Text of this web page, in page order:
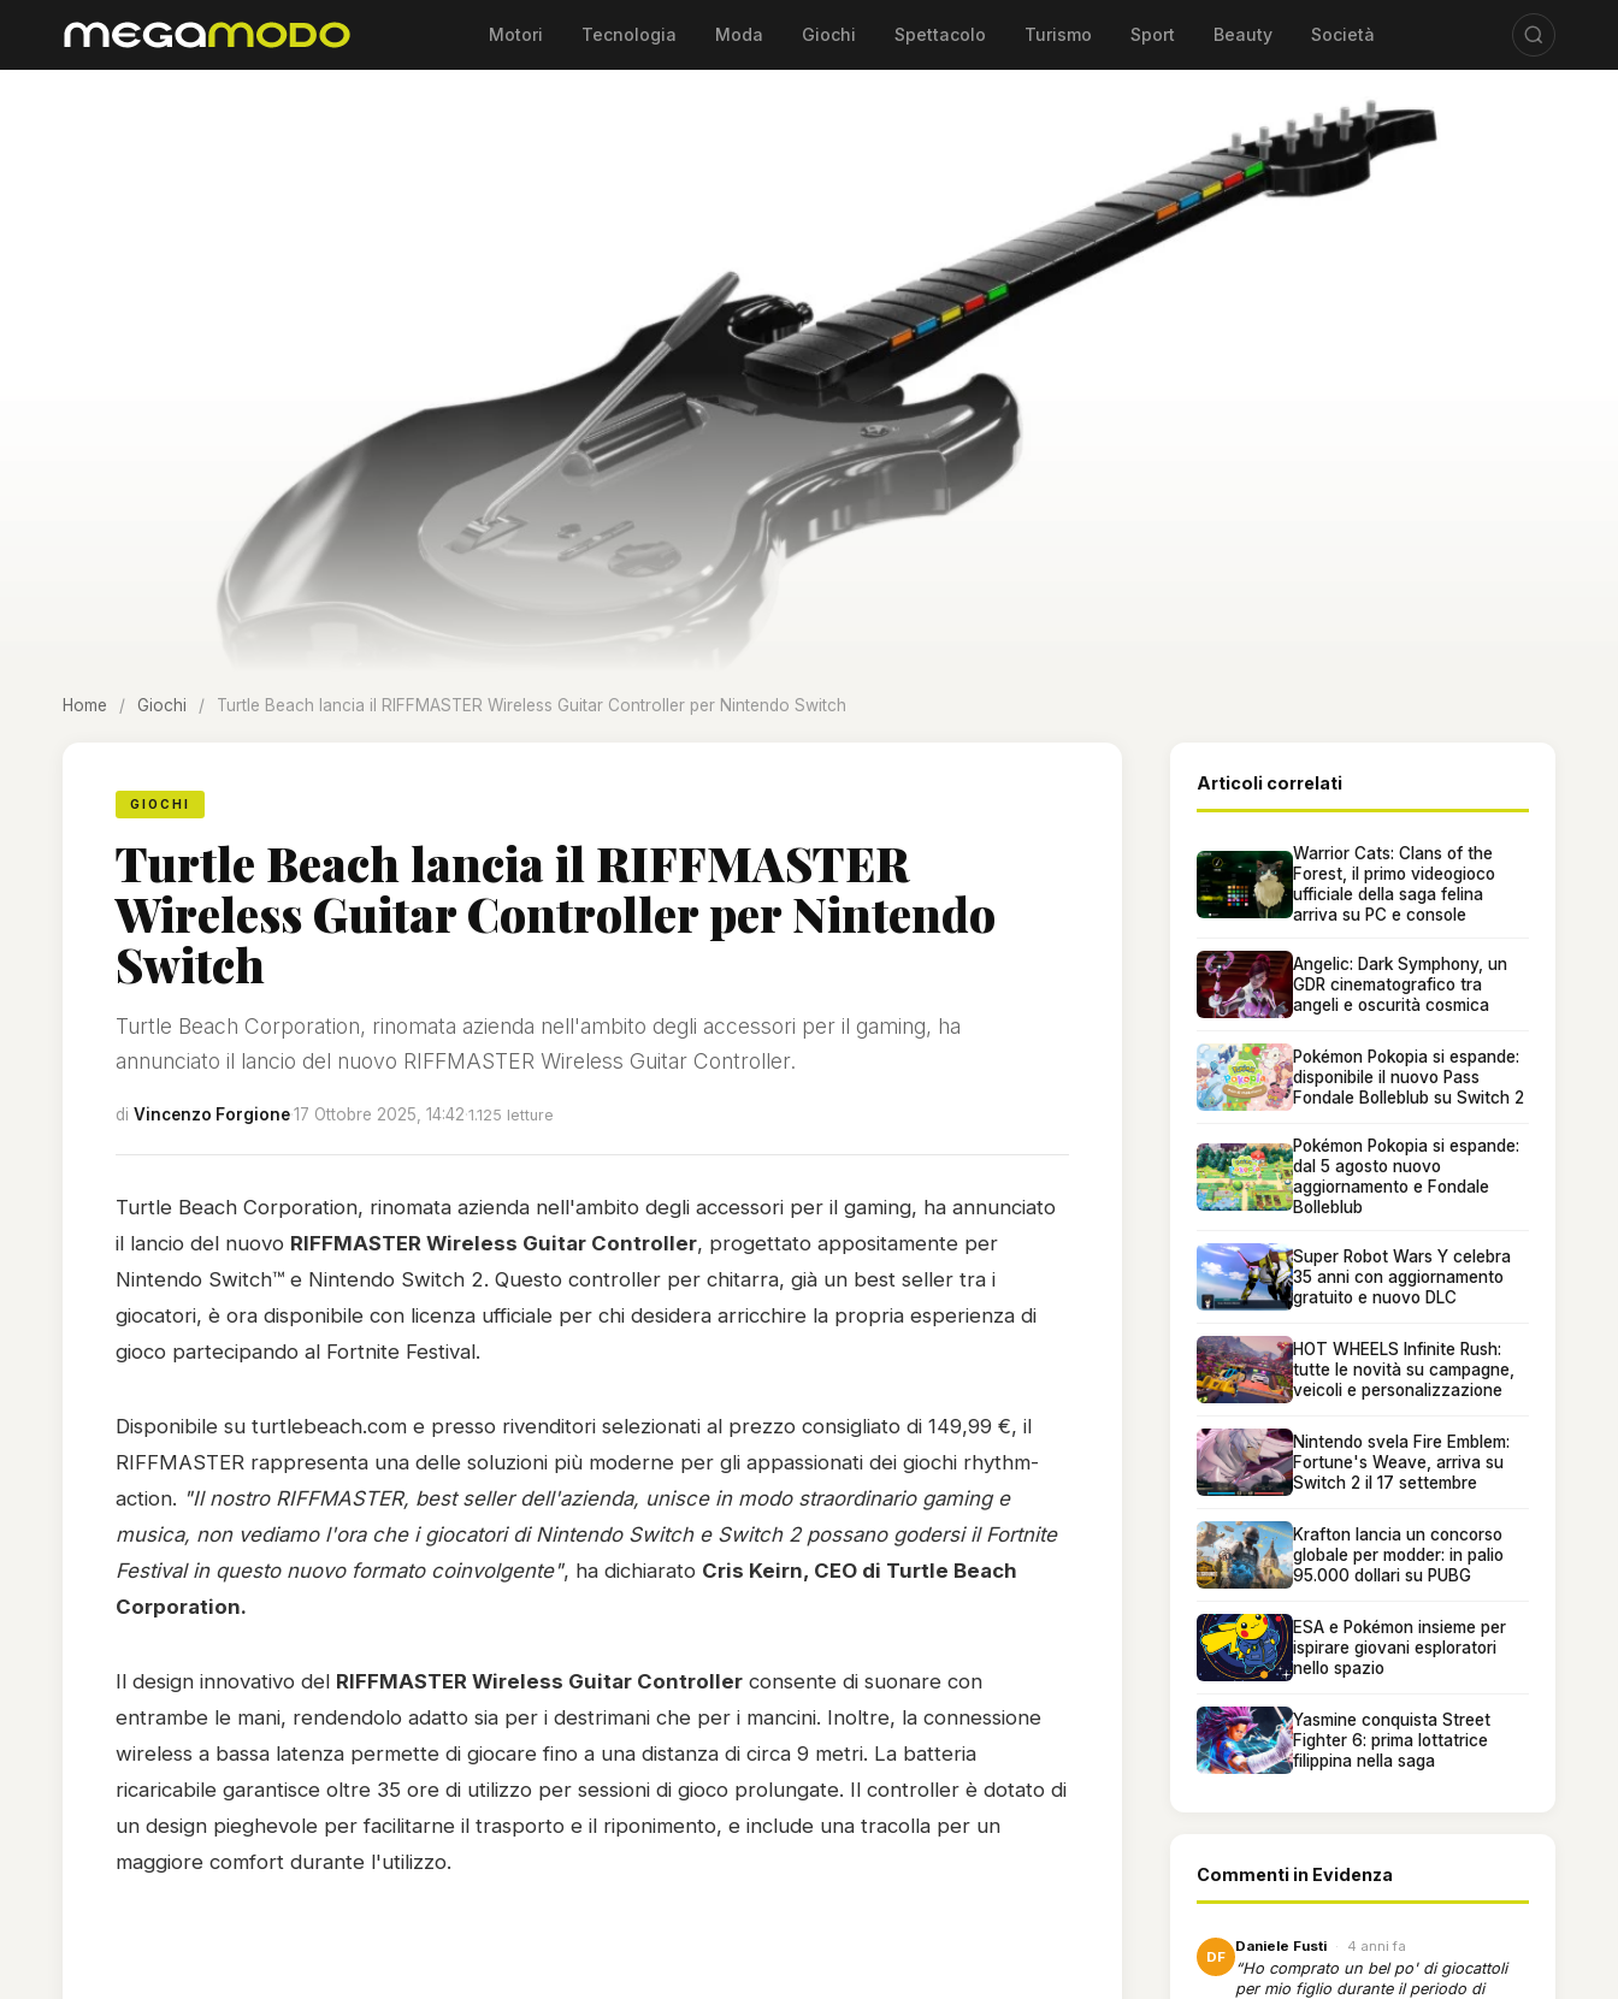
Motori Tecnologia Moda Giochi Spettacolo Turismo Sport Beauty Società
Home / Giochi / Turtle Beach lancia il RIFFMASTER Wireless Guitar Controller per Nintendo Switch
GIOCHI
Turtle Beach lancia il RIFFMASTER
Wireless Guitar Controller per Nintendo
Switch
Turtle Beach Corporation, rinomata azienda nell'ambito degli accessori per il gaming, ha
annunciato il lancio del nuovo RIFFMASTER Wireless Guitar Controller.
di Vincenzo Forgione·17 Ottobre 2025, 14:42·1.125 letture
Turtle Beach Corporation, rinomata azienda nell'ambito degli accessori per il gaming, ha annunciato
il lancio del nuovo RIFFMASTER Wireless Guitar Controller, progettato appositamente per
Nintendo Switch™ e Nintendo Switch 2. Questo controller per chitarra, già un best seller tra i
giocatori, è ora disponibile con licenza ufficiale per chi desidera arricchire la propria esperienza di
gioco partecipando al Fortnite Festival.
Disponibile su turtlebeach.com e presso rivenditori selezionati al prezzo consigliato di 149,99 €, il
RIFFMASTER rappresenta una delle soluzioni più moderne per gli appassionati dei giochi rhythm-
action. "Il nostro RIFFMASTER, best seller dell'azienda, unisce in modo straordinario gaming e
musica, non vediamo l'ora che i giocatori di Nintendo Switch e Switch 2 possano godersi il Fortnite
Festival in questo nuovo formato coinvolgente", ha dichiarato Cris Keirn, CEO di Turtle Beach
Corporation.
Il design innovativo del RIFFMASTER Wireless Guitar Controller consente di suonare con
entrambe le mani, rendendolo adatto sia per i destrimani che per i mancini. Inoltre, la connessione
wireless a bassa latenza permette di giocare fino a una distanza di circa 9 metri. La batteria
ricaricabile garantisce oltre 35 ore di utilizzo per sessioni di gioco prolungate. Il controller è dotato di
un design pieghevole per facilitarne il trasporto e il riponimento, e include una tracolla per un
maggiore comfort durante l'utilizzo.
Articoli correlati
Warrior Cats: Clans of the
Forest, il primo videogioco
ufficiale della saga felina
arriva su PC e console
Angelic: Dark Symphony, un
GDR cinematografico tra
angeli e oscurità cosmica
Pokémon Pokopia si espande:
disponibile il nuovo Pass
Fondale Bolleblub su Switch 2
Pokémon Pokopia si espande:
dal 5 agosto nuovo
aggiornamento e Fondale
Bolleblub
Super Robot Wars Y celebra
35 anni con aggiornamento
gratuito e nuovo DLC
HOT WHEELS Infinite Rush:
tutte le novità su campagne,
veicoli e personalizzazione
Nintendo svela Fire Emblem:
Fortune's Weave, arriva su
Switch 2 il 17 settembre
Krafton lancia un concorso
globale per modder: in palio
95.000 dollari su PUBG
ESA e Pokémon insieme per
ispirare giovani esploratori
nello spazio
Yasmine conquista Street
Fighter 6: prima lottatrice
filippina nella saga
Commenti in Evidenza
DF
Daniele Fusti · 4 anni fa
“Ho comprato un bel po' di giocattoli
per mio figlio durante il periodo di